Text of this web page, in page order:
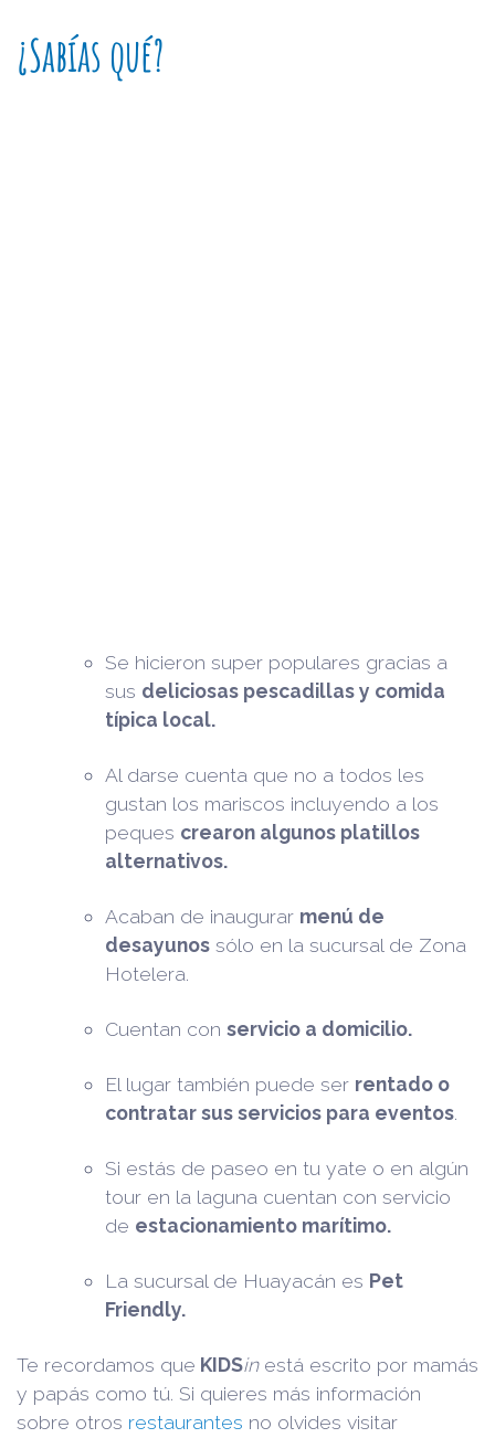
¿Sabías qué?
Se hicieron super populares gracias a
sus deliciosas pescadillas y comida
típica local.
Al darse cuenta que no a todos les
gustan los mariscos incluyendo a los
peques crearon algunos platillos
alternativos.
Acaban de inaugurar menú de
desayunos sólo en la sucursal de Zona
Hotelera.
Cuentan con servicio a domicilio.
El lugar también puede ser rentado o
contratar sus servicios para eventos
Si estás de paseo en tu yate o en algún
tour en la laguna cuentan con servicio
de estacionamiento marítimo.
La sucursal de Huayacán es Pet
Friendly.
Te recordamos que KIDSinestá escrito por mamás
y papás como tú. Si quieres más información
sobre otros restaurantes no olvides visitar